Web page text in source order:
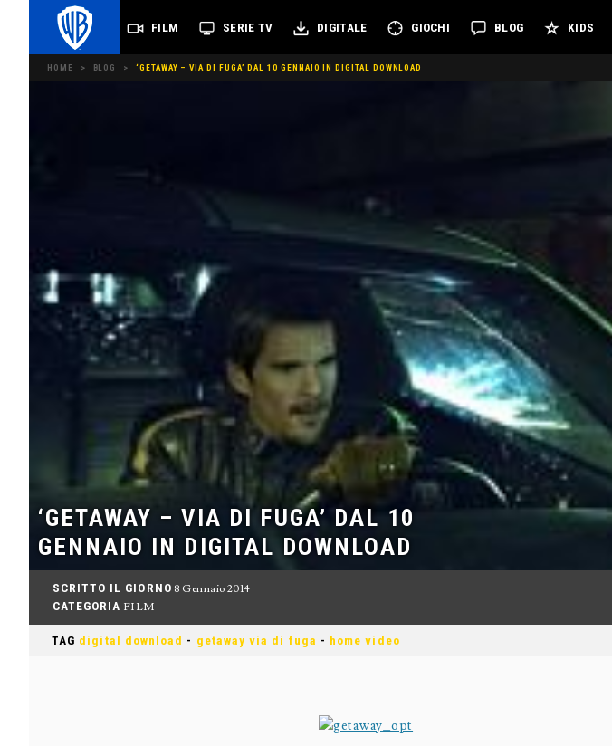
FILM SERIE TV DIGITALE GIOCHI BLOG KIDS
HOME > BLOG > ‘GETAWAY – VIA DI FUGA’ DAL 10 GENNAIO IN DIGITAL DOWNLOAD
‘GETAWAY – VIA DI FUGA’ DAL 10
GENNAIO IN DIGITAL DOWNLOAD
SCRITTO IL GIORNO 8 Gennaio 2014
CATEGORIA FILM
TAG digital download - getaway via di fuga - home video